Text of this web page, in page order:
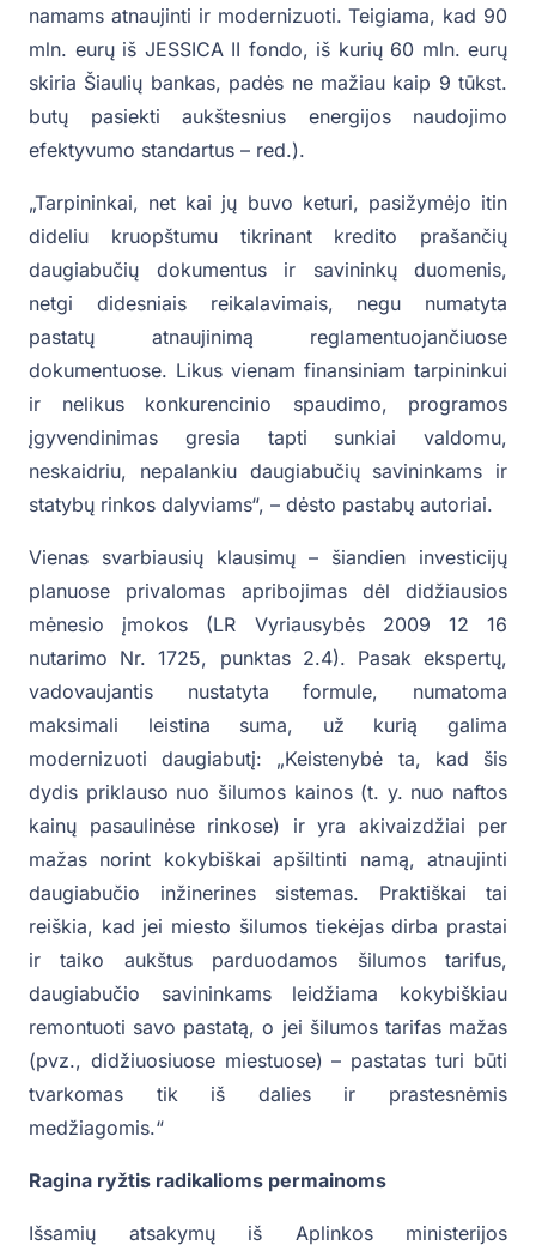
namams atnaujinti ir modernizuoti. Teigiama, kad 90
mln. eurų iš JESSICA II fondo, iš kurių 60 mln. eurų
skiria Šiaulių bankas, padės ne mažiau kaip 9 tūkst.
butų pasiekti aukštesnius energijos naudojimo
efektyvumo standartus – red.).
„Tarpininkai, net kai jų buvo keturi, pasižymėjo itin
dideliu kruopštumu tikrinant kredito prašančių
daugiabučių dokumentus ir savininkų duomenis,
netgi didesniais reikalavimais, negu numatyta
pastatų atnaujinimą reglamentuojančiuose
dokumentuose. Likus vienam finansiniam tarpininkui
ir nelikus konkurencinio spaudimo, programos
įgyvendinimas gresia tapti sunkiai valdomu,
neskaidriu, nepalankiu daugiabučių savininkams ir
statybų rinkos dalyviams“, – dėsto pastabų autoriai.
Vienas svarbiausių klausimų – šiandien investicijų
planuose privalomas apribojimas dėl didžiausios
mėnesio įmokos (LR Vyriausybės 2009 12 16
nutarimo Nr. 1725, punktas 2.4). Pasak ekspertų,
vadovaujantis nustatyta formule, numatoma
maksimali leistina suma, už kurią galima
modernizuoti daugiabutį: „Keistenybė ta, kad šis
dydis priklauso nuo šilumos kainos (t. y. nuo naftos
kainų pasaulinėse rinkose) ir yra akivaizdžiai per
mažas norint kokybiškai apšiltinti namą, atnaujinti
daugiabučio inžinerines sistemas. Praktiškai tai
reiškia, kad jei miesto šilumos tiekėjas dirba prastai
ir taiko aukštus parduodamos šilumos tarifus,
daugiabučio savininkams leidžiama kokybiškiau
remontuoti savo pastatą, o jei šilumos tarifas mažas
(pvz., didžiuosiuose miestuose) – pastatas turi būti
tvarkomas tik iš dalies ir prastesnėmis
medžiagomis.“
Ragina ryžtis radikalioms permainoms
Išsamių atsakymų iš Aplinkos ministerijos